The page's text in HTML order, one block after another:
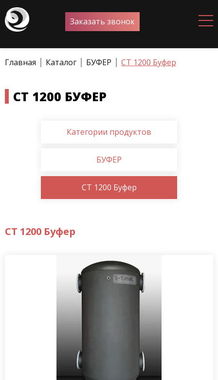
Заказать звонок
Главная Каталог БУФЕР CT 1200 Буфер
CT 1200 БУФЕР
Категории продуктов
БУФЕР
CT 1200 Буфер
CT 1200 Буфер